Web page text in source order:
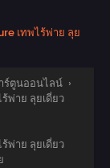
เทพไร้พ่าย ลุย
ร์ตูนออนไลน์ ›
พ่าย ลุยเดี่ยว
พ่าย ลุยเดี่ยว